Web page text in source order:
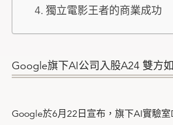
獨立電影王者的商業成功
Google旗下AI公司入股A24 雙方
Google於6月22日宣布，旗下AI實驗